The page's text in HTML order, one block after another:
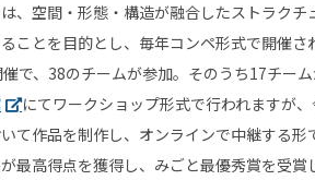
、空間・形態・構造が融合したストラク
ことを目的とし、毎年コンペ形式で開催さ
で、38のチームが参加。そのうち17チー
にてワークショップ形式で行われますが
て作品を制作し、オンラインで中継する
最高得点を獲得し、みごと最優秀賞を受賞